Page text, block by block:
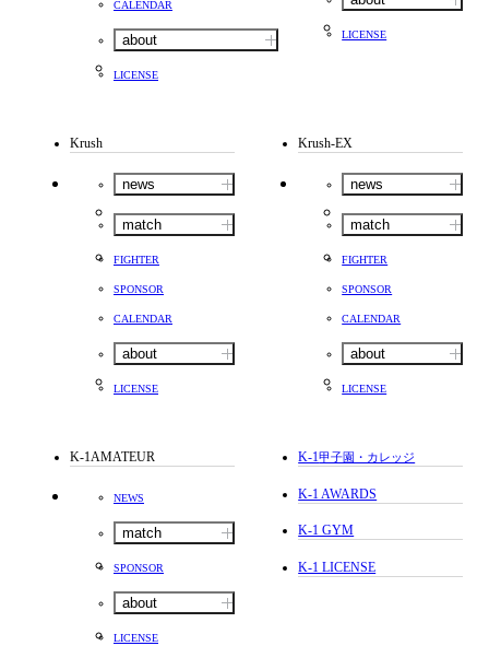
CALENDAR
about
LICENSE
LICENSE
Krush
news
match
FIGHTER
SPONSOR
CALENDAR
about
LICENSE
Krush-EX
news
match
FIGHTER
SPONSOR
CALENDAR
about
LICENSE
K-1AMATEUR
NEWS
match
SPONSOR
about
LICENSE
K-1甲子園・カレッジ
K-1 AWARDS
K-1 GYM
K-1 LICENSE